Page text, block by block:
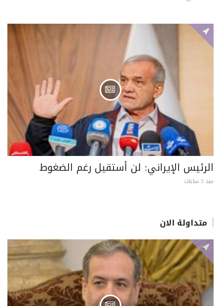
الرئيس الإيراني: لن أستقيل رغم الضغوط
منذ 3 ساعات
متداولة الان